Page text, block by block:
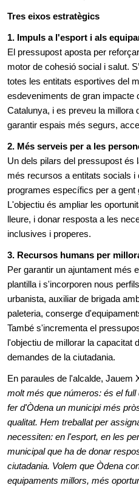
Tres eixos estratègics
1. Impuls a l'esport i als
El pressupost aposta per
motor de cohesió social i salut.
totes les entitats esportives del
esdeveniments de gran impacte
Catalunya, i es preveu la millora
garantir espais més segurs,
2. Més serveis per a les
Un dels pilars del pressupost és
més recursos a entitats socials i
programes específics per a gent
L'objectiu és ampliar les
lleure, i donar resposta a les
inclusives i properes.
3. Recursos humans per
Per garantir un ajuntament més
plantilla i s'incorporen nous
urbanista, auxiliar de brigada
paleteria, conserge
També s'incrementa el
l'objectiu de millorar la capacitat
demandes de la ciutadania.
En paraules de l'alcalde, Jauem
molt més que números: és el
fer d'Òdena un municipi més
qualitat. Hem treballat per
necessiten: en l'esport, en les
municipal que ha de donar
ciutadania. Volem que Òdena
equipaments millors, més